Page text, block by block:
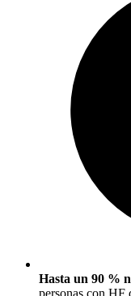
Hasta un 90 %